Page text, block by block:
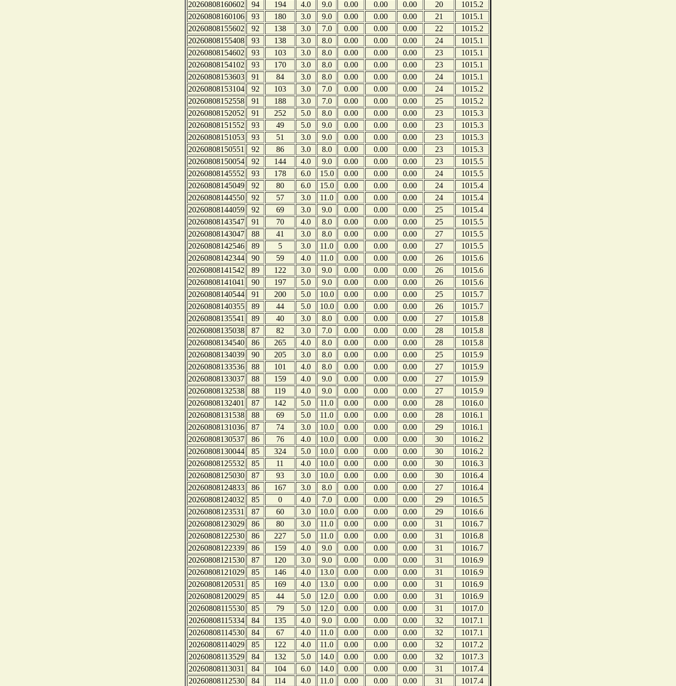
20260808160602
94 194 4.0 9.0 0.00 0.00 0.00 20
1015.2
20260808160106
93 180 3.0 9.0 0.00 0.00 0.00 21
1015.1
20260808155602
92 138 3.0 7.0 0.00 0.00 0.00 22
1015.2
20260808155408
93 138 3.0 8.0 0.00 0.00 0.00 24
1015.1
20260808154602
93 103 3.0 8.0 0.00 0.00 0.00 23
1015.1
20260808154102
93 170 3.0 8.0 0.00 0.00 0.00 23
1015.1
20260808153603
91 84 3.0 8.0 0.00 0.00 0.00 24
1015.1
20260808153104
92 103 3.0 7.0 0.00 0.00 0.00 24
1015.2
20260808152558
91 188 3.0 7.0 0.00 0.00 0.00 25
1015.2
20260808152052
91 252 5.0 8.0 0.00 0.00 0.00 23
1015.3
20260808151552
93 49 5.0 9.0 0.00 0.00 0.00 23
1015.3
20260808151053
93 51 3.0 9.0 0.00 0.00 0.00 23
1015.3
20260808150551
92 86 3.0 8.0 0.00 0.00 0.00 23
1015.3
20260808150054
92 144 4.0 9.0 0.00 0.00 0.00 23
1015.5
20260808145552
93 178 6.0 15.0 0.00 0.00 0.00 24
1015.5
20260808145049
92 80 6.0 15.0 0.00 0.00 0.00 24
1015.4
20260808144550
92 57 3.0 11.0 0.00 0.00 0.00 24
1015.4
20260808144059
92 69 3.0 9.0 0.00 0.00 0.00 25
1015.4
20260808143547
91 70 4.0 8.0 0.00 0.00 0.00 25
1015.5
20260808143047
88 41 3.0 8.0 0.00 0.00 0.00 27
1015.5
20260808142546
89 5 3.0 11.0 0.00 0.00 0.00 27
1015.5
20260808142344
90 59 4.0 11.0 0.00 0.00 0.00 26
1015.6
20260808141542
89 122 3.0 9.0 0.00 0.00 0.00 26
1015.6
20260808141041
90 197 5.0 9.0 0.00 0.00 0.00 26
1015.6
20260808140544
91 200 5.0 10.0 0.00 0.00 0.00 25
1015.7
20260808140355
89 44 5.0 10.0 0.00 0.00 0.00 26
1015.7
20260808135541
89 40 3.0 8.0 0.00 0.00 0.00 27
1015.8
20260808135038
87 82 3.0 7.0 0.00 0.00 0.00 28
1015.8
20260808134540
86 265 4.0 8.0 0.00 0.00 0.00 28
1015.8
20260808134039
90 205 3.0 8.0 0.00 0.00 0.00 25
1015.9
20260808133536
88 101 4.0 8.0 0.00 0.00 0.00 27
1015.9
20260808133037
88 159 4.0 9.0 0.00 0.00 0.00 27
1015.9
20260808132538
88 119 4.0 9.0 0.00 0.00 0.00 27
1015.9
20260808132401
87 142 5.0 11.0 0.00 0.00 0.00 28
1016.0
20260808131538
88 69 5.0 11.0 0.00 0.00 0.00 28
1016.1
20260808131036
87 74 3.0 10.0 0.00 0.00 0.00 29
1016.1
20260808130537
86 76 4.0 10.0 0.00 0.00 0.00 30
1016.2
20260808130044
85 324 5.0 10.0 0.00 0.00 0.00 30
1016.2
20260808125532
85 11 4.0 10.0 0.00 0.00 0.00 30
1016.3
20260808125030
87 93 3.0 10.0 0.00 0.00 0.00 30
1016.4
20260808124833
86 167 3.0 8.0 0.00 0.00 0.00 27
1016.4
20260808124032
85 0 4.0 7.0 0.00 0.00 0.00 29
1016.5
20260808123531
87 60 3.0 10.0 0.00 0.00 0.00 29
1016.6
20260808123029
86 80 3.0 11.0 0.00 0.00 0.00 31
1016.7
20260808122530
86 227 5.0 11.0 0.00 0.00 0.00 31
1016.8
20260808122339
86 159 4.0 9.0 0.00 0.00 0.00 31
1016.7
20260808121530
87 120 3.0 9.0 0.00 0.00 0.00 31
1016.9
20260808121029
85 146 4.0 13.0 0.00 0.00 0.00 31
1016.9
20260808120531
85 169 4.0 13.0 0.00 0.00 0.00 31
1016.9
20260808120029
85 44 5.0 12.0 0.00 0.00 0.00 31
1016.9
20260808115530
85 79 5.0 12.0 0.00 0.00 0.00 31
1017.0
20260808115334
84 135 4.0 9.0 0.00 0.00 0.00 32
1017.1
20260808114530
84 67 4.0 11.0 0.00 0.00 0.00 32
1017.1
20260808114029
85 122 4.0 11.0 0.00 0.00 0.00 32
1017.2
20260808113529
84 132 5.0 14.0 0.00 0.00 0.00 32
1017.3
20260808113031
84 104 6.0 14.0 0.00 0.00 0.00 31
1017.4
20260808112530
84 114 4.0 11.0 0.00 0.00 0.00 31
1017.4